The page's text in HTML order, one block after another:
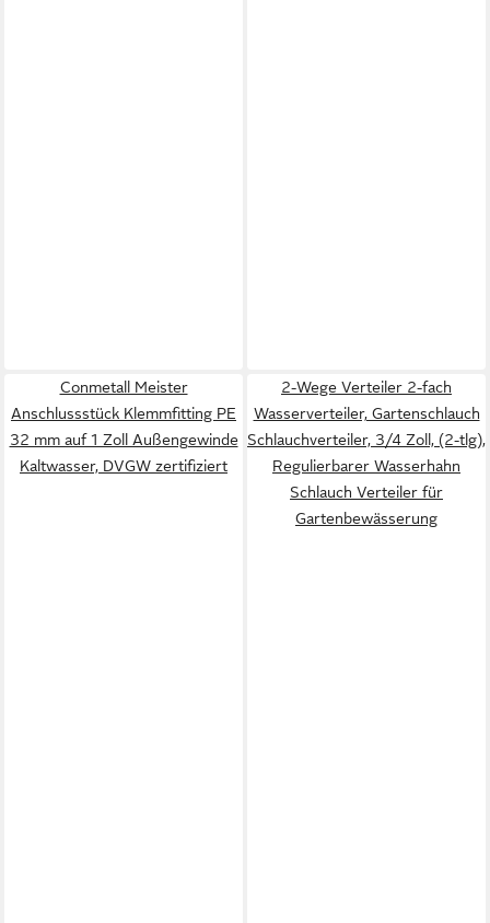
Conmetall Meister
Anschlussstück Klemmfitting PE
32 mm auf 1 Zoll Außengewinde
Kaltwasser, DVGW zertifiziert
2-Wege Verteiler 2-fach
Wasserverteiler, Gartenschlauch
Schlauchverteiler, 3/4 Zoll, (2-tlg),
Regulierbarer Wasserhahn
Schlauch Verteiler für
Gartenbewässerung